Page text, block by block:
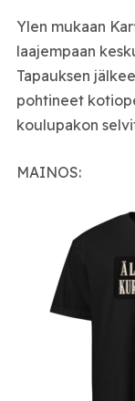
Ylen mukaan
laajempaan
Tapauksen
pohtineet
koulupakon
MAINOS: